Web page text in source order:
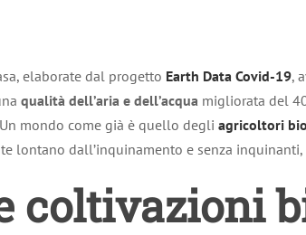
elaborate dal progetto Earth Data Covid-19,
qualità dell’aria e dell’acqua migliorata del
mondo come già è quello degli agricoltori
lontano dall’inquinamento e senza
coltivazioni